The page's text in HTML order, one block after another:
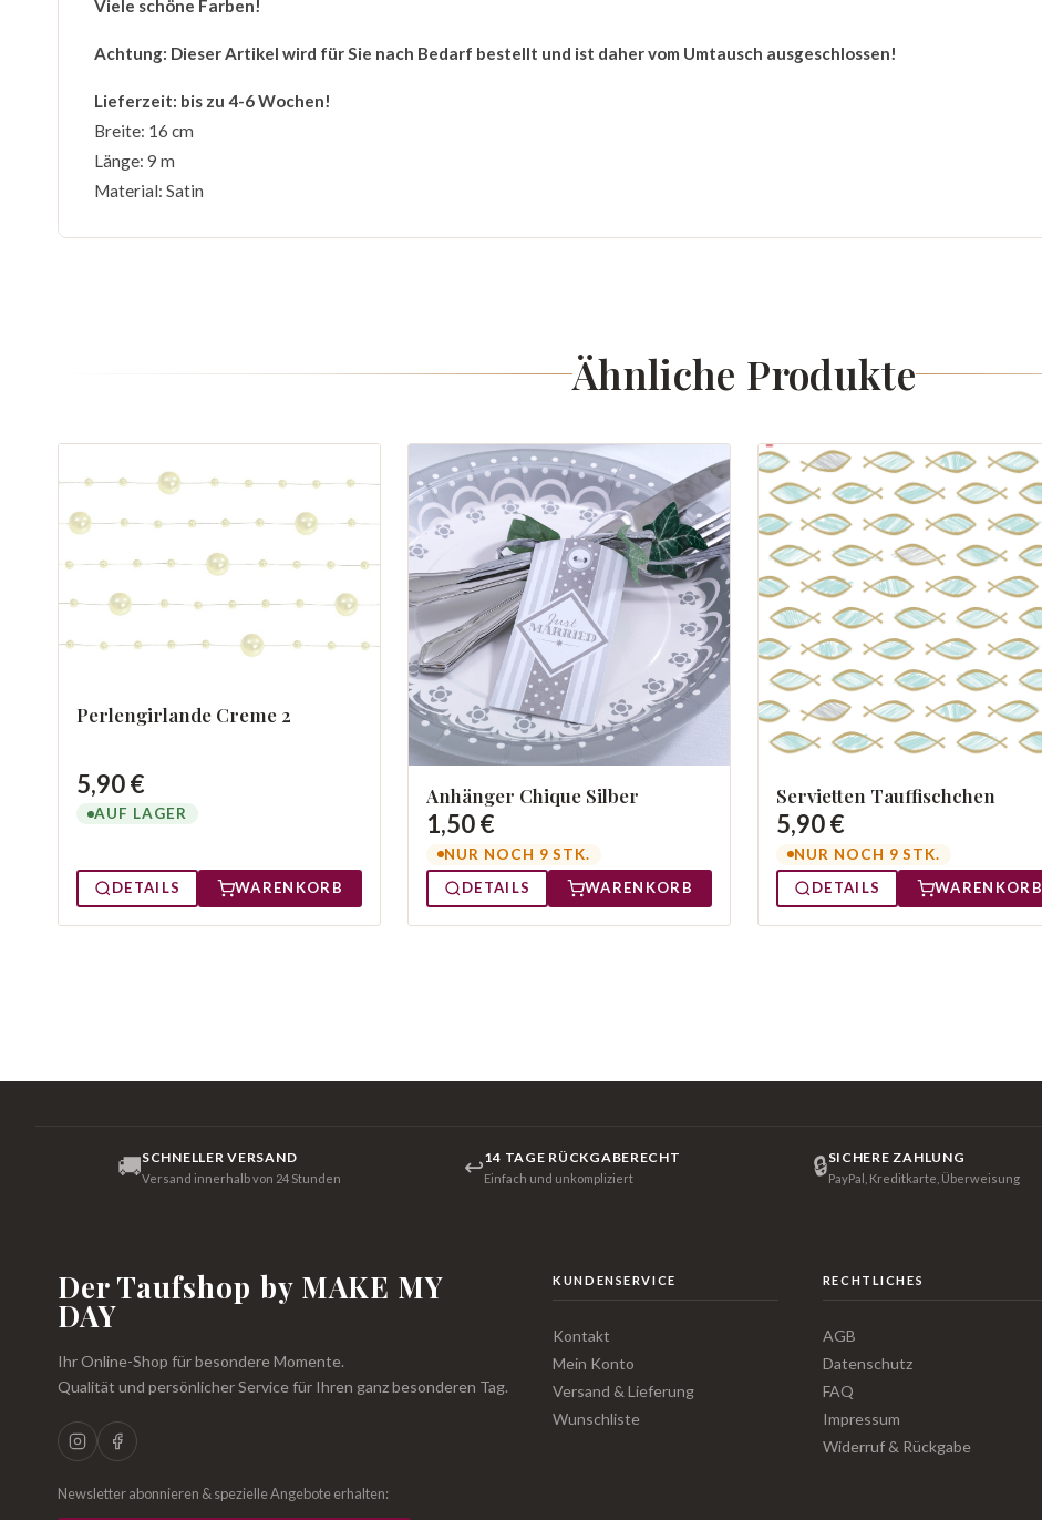
Viele schöne Farben!
Achtung: Dieser Artikel wird für Sie nach Bedarf bestellt und ist daher vom Umtausch ausgeschlossen!
Lieferzeit: bis zu 4-6 Wochen!
Breite: 16 cm
Länge: 9 m
Material: Satin
Ähnliche Produkte
Perlengirlande Creme 2
5,90 €
AUF LAGER
DETAILS WARENKORB
Anhänger Chique Silber
1,50 €
NUR NOCH 9 STK.
DETAILS
WARENKORB
Servietten Tauffischchen
5,90 €
NUR NOCH 9 STK.
DETAILS
WARENKORB
🚚SCHNELLER VERSAND
Versand innerhalb von 24 Stunden ↩14 TAGE RÜCKGABERECHT
Einfach und unkompliziert 🔒SICHERE ZAHLUNG
PayPal, Kreditkarte, Überweisung
Der Taufshop by MAKE MY
DAY
Ihr Online-Shop für besondere Momente.
Qualität und persönlicher Service für Ihren ganz besonderen Tag.
Newsletter abonnieren & spezielle Angebote erhalten:
KUNDENSERVICE
Kontakt
Mein Konto
Versand & Lieferung
Wunschliste
RECHTLICHES
AGB
Datenschutz
FAQ
Impressum
Widerruf & Rückgabe